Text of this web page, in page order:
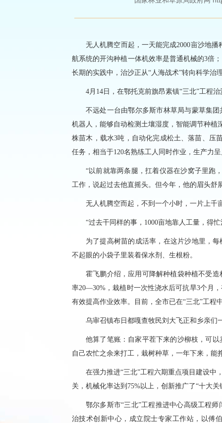
无人机腾空而起，一天能完成2000亩沙地
航系统的开沟种植一体机效率是普通机械的3倍
长期的实践中，治沙正从“人海战术”转向科学治
4月14日，在鄂托克前旗昂素镇“三北”工程
不远处一台由鄂尔多斯市林草局与蒙草集
机器人，能够自动检测土壤湿度，智能调节种植
株苗木，载水3吨，自动化完成松土、落苗、压
任务，相当于120名熟练工人同时作业，生产力
“以前就靠两条腿，扛着仪器在沙窝子里跑
工作，说起过去他直摇头。但今年，他的眉头
无人机腾空而起，不到一个小时，一片上千
“过去干同样的事，1000亩地靠人工量，得
为了提高树苗的成活率，在这片沙地里，
不起眼的小袋子里装着保水剂、生根粉。
霍飞鹏介绍，应用可降解种植袋种植不受
率20—30%，栽植时一次性浇水后可抗旱3个月
有效提高作业效率。目前，全市已在“三北”工程
乌审召镇布日都嘎查牧民刘大飞正和乡亲们
他算了笔账：自家平茬下来的沙柳枝，可
自己农忙之余来打工，栽树种草，一年下来，能
在强力推进“三北”工程六期重点项目建设中
关，机械化率达到75%以上，创新推广了“十大关
鄂尔多斯市“三北”工程推进中心高级工程
治技术创新中心，成立院士专家工作站，以傅